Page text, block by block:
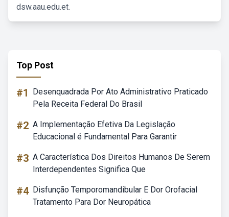
dsw.aau.edu.et.
Top Post
#1
Desenquadrada Por Ato Administrativo Praticado
Pela Receita Federal Do Brasil
#2 A Implementação Efetiva Da Legislação
Educacional é Fundamental Para Garantir
#3 A Característica Dos Direitos Humanos De Serem
Interdependentes Significa Que
#4 Disfunção Temporomandibular E Dor Orofacial
Tratamento Para Dor Neuropática